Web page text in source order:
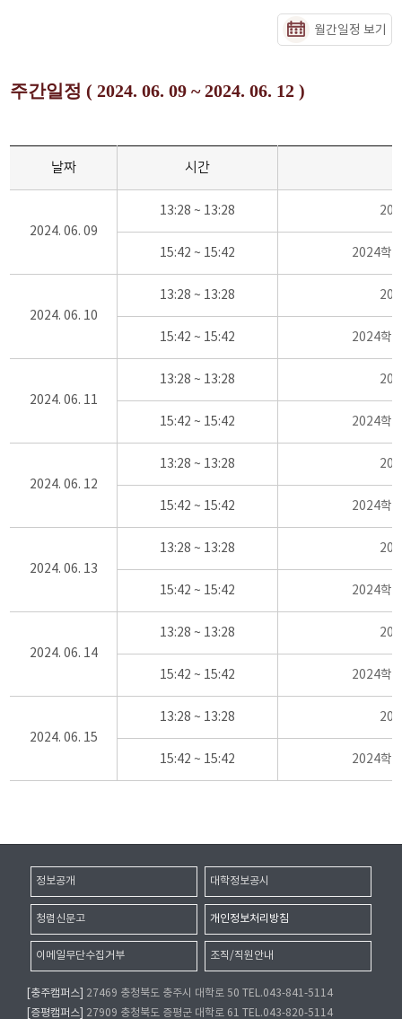
월간일정 보기
주간일정 ( 2024. 06. 09 ~ 2024. 06. 12 )
날짜 시간
2024. 06. 09
13:28 ~ 13:28
15:42 ~ 15:42 2024학
2024. 06. 10
13:28 ~ 13:28
15:42 ~ 15:42 2024학
2024. 06. 11
13:28 ~ 13:28
15:42 ~ 15:42 2024학
2024. 06. 12
13:28 ~ 13:28
15:42 ~ 15:42 2024학
2024. 06. 13
13:28 ~ 13:28
15:42 ~ 15:42 2024학
2024. 06. 14
13:28 ~ 13:28
15:42 ~ 15:42 2024학
2024. 06. 15
13:28 ~ 13:28
15:42 ~ 15:42 2024학
정보공개 대학정보공시
청렴신문고 개인정보처리방침
이메일무단수집거부 조직/직원안내
[충주캠퍼스]
27469 충청북도 충주시 대학로 50 TEL.043-841-5114
[증평캠퍼스]
27909 충청북도 증평군 대학로 61 TEL.043-820-5114